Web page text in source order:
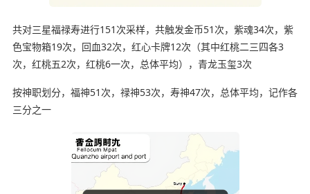
共对三星福禄寿进行151次采样，共触发金币51次，紫魂34次，紫
色宝物箱19次，回血32次，红心卡牌12次（其中红桃二三四各3
次，红桃五2次，红桃6一次，总体平均），青龙玉玺3次
按神职划分，福神51次，禄神53次，寿神47次，总体平均，记作各
三分之一